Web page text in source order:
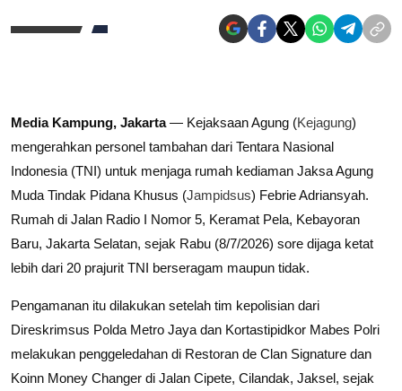
Media Kampung, Jakarta— Kejaksaan Agung (Kejagung)
mengerahkan personel tambahan dari Tentara Nasional
Indonesia (TNI) untuk menjaga rumah kediaman Jaksa Agung
Muda Tindak Pidana Khusus (Jampidsus) Febrie Adriansyah.
Rumah di Jalan Radio I Nomor 5, Keramat Pela, Kebayoran
Baru, Jakarta Selatan, sejak Rabu (8/7/2026) sore dijaga ketat
lebih dari 20 prajurit TNI berseragam maupun tidak.
Pengamanan itu dilakukan setelah tim kepolisian dari
Direskrimsus Polda Metro Jaya dan Kortastipidkor Mabes Polri
melakukan penggeledahan di Restoran de Clan Signature dan
Koinn Money Changer di Jalan Cipete, Cilandak, Jaksel, sejak